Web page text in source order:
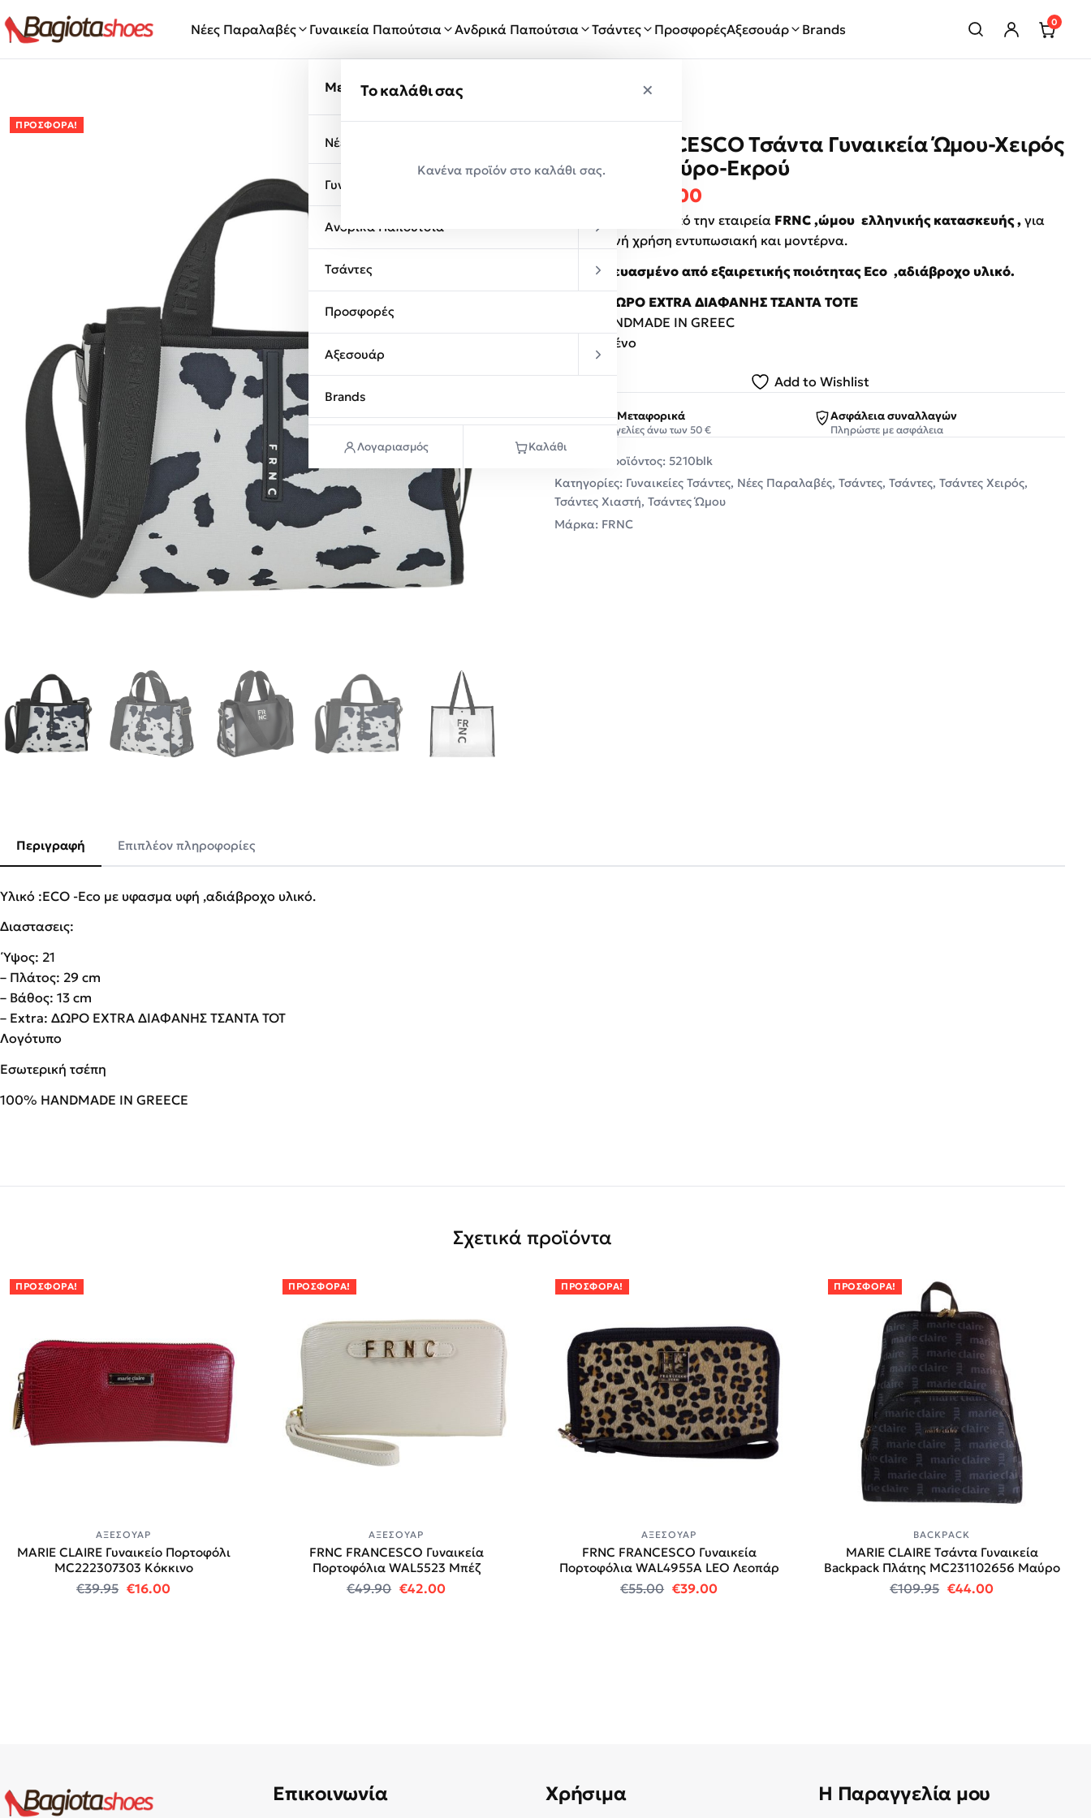
Νέες Παραλαβές
Γυναικεία Παπούτσια Ανδρικά Παπούτσια Τσάντες ΠροσφορέςΑξεσουάρ Brands 0
Μενού
Νέες Παραλαβές
Γυναικεία Παπούτσια
Ανδρικά Παπούτσια
Τσάντες
Προσφορές
Αξεσουάρ
Brands
Λογαριασμός Καλάθι
Το καλάθι σας ×
Κανένα προϊόν στο καλάθι σας.
ΠΡΟΣΦΟΡΆ!
FRNC FRANCESCO Τσάντα Γυναικεία Ώμου-Χειρός
5210BLK Μαύρο-Εκρού
Original price was: €115.00.
55.00
Γυναικεία τσάντα από την εταιρεία FRNC ,ώμου ελληνικής κατασκευής ,για
καθημερινή χρήση εντυπωσιακή και μοντέρνα.
.Κατασκευασμένο από εξαιρετικής ποιότητας Eco ,αδιάβροχο υλικό.
Extra: ΔΩΡΟ EXTRA ΔΙΑΦΑΝΗΣ ΤΣΑΝΤΑ TOTΕ
100% HANDMADE IN GREEC
Εξαντλημένο
Add to Wishlist
Δωρεάν Μεταφορικά
Σε παραγγελίες άνω των 50 €
Ασφάλεια συναλλαγών
Πληρώστε με ασφάλεια
Κωδικός προϊόντος: 5210blk
Κατηγορίες: Γυναικείες Τσάντες, Νέες Παραλαβές, Τσάντες, Τσάντες, Τσάντες Χειρός,
Τσάντες Χιαστή, Τσάντες Ώμου
Μάρκα: FRNC
Περιγραφή Επιπλέον πληροφορίες
Υλικό :ECO -Eco με υφασμα υφή ,αδιάβροχο υλικό.
Διαστασεις:
Ύψος: 21
– Πλάτος: 29 cm
– Βάθος: 13 cm
– Extra: ΔΩΡΟ EXTRA ΔΙΑΦΑΝΗΣ ΤΣΑΝΤΑ TOT
Λογότυπο
Εσωτερική τσέπη
100% HANDMADE IN GREECE
Σχετικά προϊόντα
ΠΡΟΣΦΟΡΆ!
ΑΞΕΣΟΥΆΡ
MARIE CLAIRE Γυναικείο Πορτοφόλι
MC222307303 Κόκκινο
€39.95 Original price was: €39.95.
€16.00Η τρέχουσα τιμή είναι: €16.00.
ΠΡΟΣΦΟΡΆ!
ΑΞΕΣΟΥΆΡ
FRNC FRANCESCO Γυναικεία
Πορτοφόλια WAL5523 Μπέζ
€49.90 Original price was: €49.90.
€42.00Η τρέχουσα τιμή είναι: €42.00.
ΠΡΟΣΦΟΡΆ!
ΑΞΕΣΟΥΆΡ
FRNC FRANCESCO Γυναικεία
Πορτοφόλια WAL4955A LEO Λεοπάρ
€55.00 Original price was: €55.00.
€39.00Η τρέχουσα τιμή είναι: €39.00.
ΠΡΟΣΦΟΡΆ!
BACKPACK
MARIE CLAIRE Τσάντα Γυναικεία
Backpack Πλάτης MC231102656 Μαύρο
€109.95 Original price was:
€44.00Η τρέχουσα
Επικοινωνία Χρήσιμα Η Παραγγελία μου